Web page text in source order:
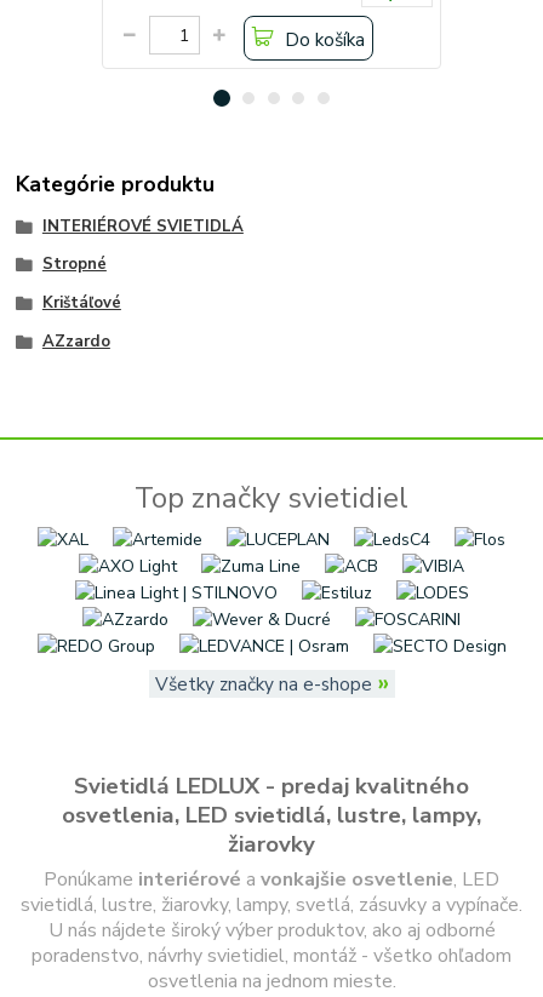
Do košíka
Kategórie produktu
INTERIÉROVÉ SVIETIDLÁ
Stropné
Krištáľové
AZzardo
Top značky svietidiel
Všetky značky na e-shope »
Svietidlá LEDLUX - predaj kvalitného
osvetlenia, LED svietidlá, lustre, lampy,
žiarovky
Ponúkame interiérové a vonkajšie osvetlenie, LED
svietidlá, lustre, žiarovky, lampy, svetlá, zásuvky a vypínače.
U nás nájdete široký výber produktov, ako aj odborné
poradenstvo, návrhy svietidiel, montáž - všetko ohľadom
osvetlenia na jednom mieste.